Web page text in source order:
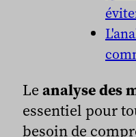
Le analyse des
essentiel pour
besoin de